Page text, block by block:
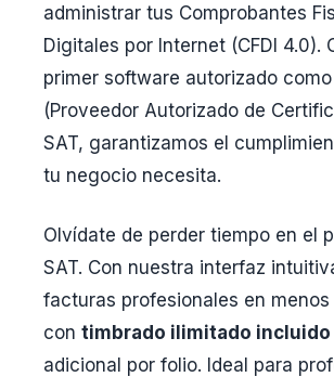
administrar tus Comprobantes
Digitales por Internet (CFDI 4.0).
primer software autorizado como
(Proveedor Autorizado de
SAT, garantizamos el
tu negocio necesita.
Olvídate de perder tiempo en el
SAT. Con nuestra interfaz
facturas profesionales en menos
con timbrado ilimitado incluido
adicional por folio. Ideal para